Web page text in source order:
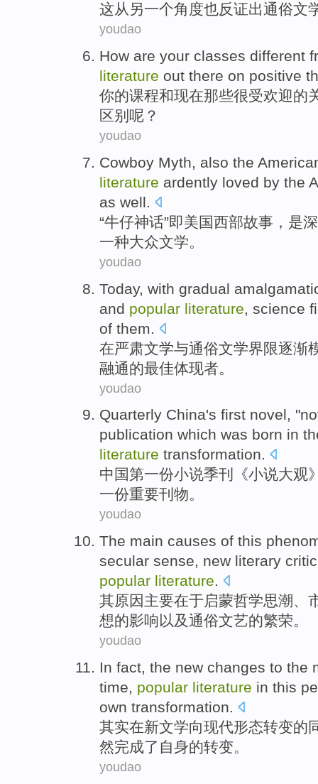
这从 另一个角度也反证出通俗文
youdao
How are your classes different
literature out there on positive
你的课程和现在那些很受欢迎的
区别 呢？
youdao
Cowboy Myth, also the
literature ardently loved by the
as well.
“牛仔神话”即美国西部故事 ， 是
一种大众文学。
youdao
Today, with gradual
and popular literature science
of them.
在严肃文学与通俗文学界限逐渐
融通的最佳体现者。
youdao
Quarterly China's first novel,
publication which was born in
literature transformation.
中国第一份小说季刊
《小说大观
一份重要刊物。
youdao
The main causes of this
secular sense, new literary
popular literature.
其原因主要在于启蒙哲学思潮、
想的影响以及通俗文艺的繁荣。
youdao
In fact, the new changes to the
time, popular literature in this
own transformation.
其实在新文学向现代形态转变的
然完成了 自身的转变。
youdao